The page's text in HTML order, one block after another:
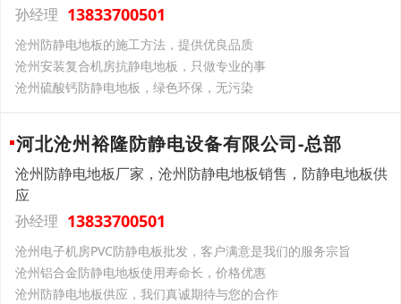
孙经理 13833700501
沧州防静电地板的施工方法，提供优良品质
沧州安装复合机房抗静电地板，只做专业的事
沧州硫酸钙防静电地板，绿色环保，无污染
河北沧州裕隆防静电设备有限公司-总部
沧州防静电地板厂家，沧州防静电地板销售，防静电地板供
应
孙经理 13833700501
沧州电子机房PVC防静电板批发，客户满意是我们的服务宗旨
沧州铝合金防静电地板使用寿命长，价格优惠
沧州防静电地板供应，我们真诚期待与您的合作